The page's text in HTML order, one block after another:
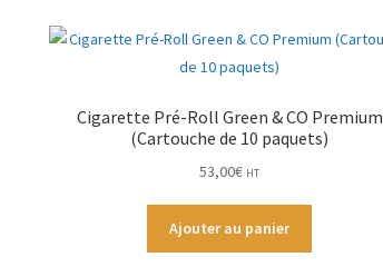
Cigarette Pré-Roll Green & CO Premium
(Cartouche de 10 paquets)
53,00€ HT
Ajouter au panier